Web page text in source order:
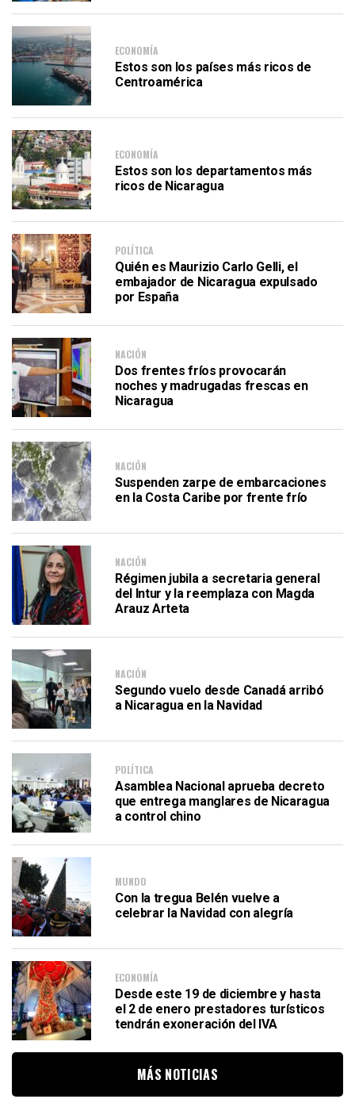
ECONOMÍA
Estos son los países más ricos de
Centroamérica
ECONOMÍA
Estos son los departamentos más
ricos de Nicaragua
POLÍTICA
Quién es Maurizio Carlo Gelli, el
embajador de Nicaragua expulsado
por España
NACIÓN
Dos frentes fríos provocarán
noches y madrugadas frescas en
Nicaragua
NACIÓN
Suspenden zarpe de embarcaciones
en la Costa Caribe por frente frío
NACIÓN
Régimen jubila a secretaria general
del Intur y la reemplaza con Magda
Arauz Arteta
NACIÓN
Segundo vuelo desde Canadá arribó
a Nicaragua en la Navidad
POLÍTICA
Asamblea Nacional aprueba decreto
que entrega manglares de Nicaragua
a control chino
MUNDO
Con la tregua Belén vuelve a
celebrar la Navidad con alegría
ECONOMÍA
Desde este 19 de diciembre y hasta
el 2 de enero prestadores turísticos
tendrán exoneración del IVA
MÁS NOTICIAS